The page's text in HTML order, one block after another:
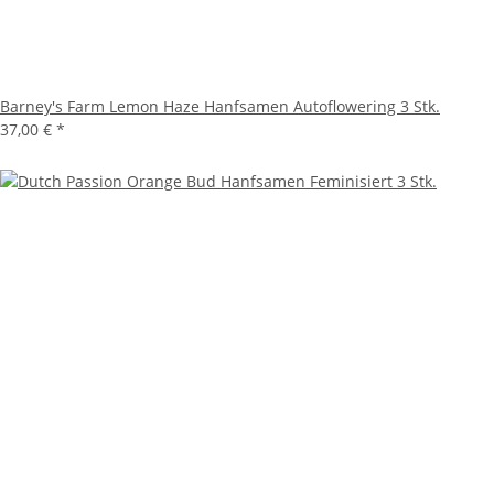
Barney's Farm Lemon Haze Hanfsamen Autoflowering 3 Stk.
37,00 € *